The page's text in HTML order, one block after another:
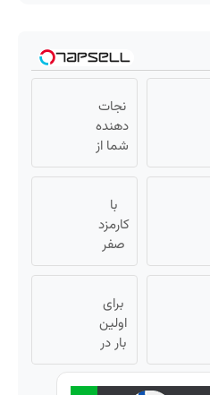
نجات
دهنده
شما از
پیری!
جوانساز
جلبک50%تخفیف
با
کارمزد
صفر
تومان
بگیر و
طلا
بخر |
تکنوپی
برای
اولین
بار در
ایران
🇮🇷